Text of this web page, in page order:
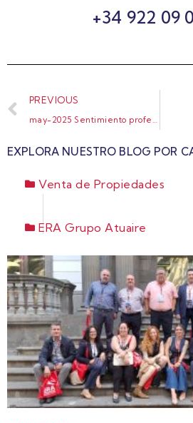
+34 922 09
PREVIOUS
EXPLORA NUESTRO BLOG POR
Venta de Propiedades
ERA Grupo Atuaire